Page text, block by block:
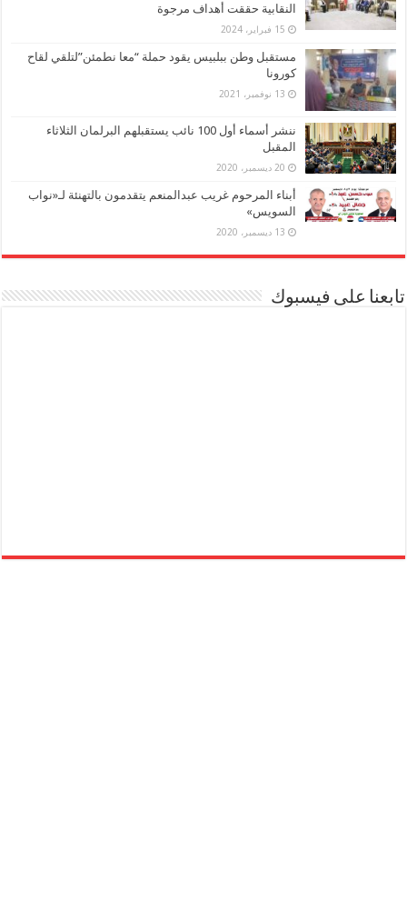
النقابية حققت أهداف مرجوة
15 فبراير، 2024
مستقبل وطن ببلبيس يقود حملة “معا نطمئن”لتلقي لقاح
كورونا
13 نوفمبر، 2021
ننشر أسماء أول 100 نائب يستقبلهم البرلمان الثلاثاء
المقبل
20 ديسمبر، 2020
أبناء المرحوم غريب عبدالمنعم يتقدمون بالتهنئة لـ«نواب
السويس»
13 ديسمبر، 2020
تابعنا على فيسبوك